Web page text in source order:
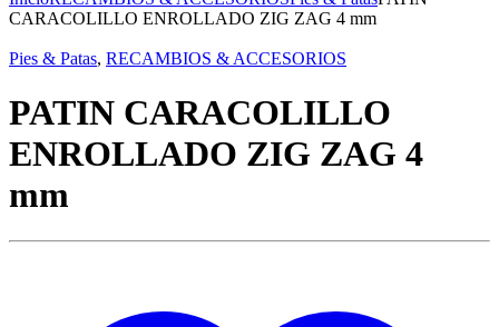
CARACOLILLO ENROLLADO ZIG ZAG 4 mm
Pies & Patas, RECAMBIOS & ACCESORIOS
PATIN CARACOLILLO
ENROLLADO ZIG ZAG 4
mm